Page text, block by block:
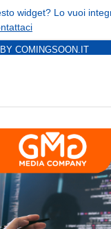
BY COMINGSOON.IT